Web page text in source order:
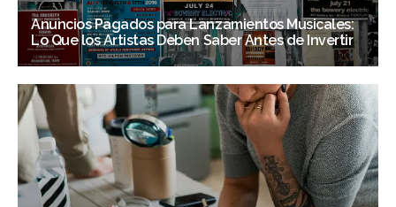
Anuncios Pagados para Lanzamientos Musicales:
Lo Que los Artistas Deben Saber Antes de Invertir